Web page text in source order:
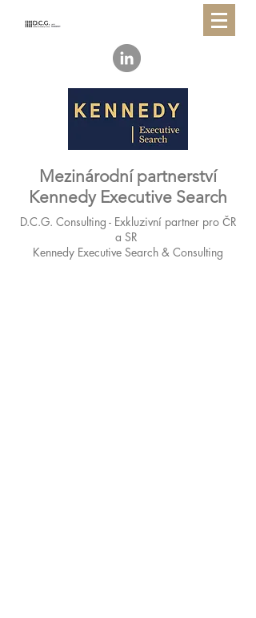
Mezinárodní partnerství
Kennedy Executive Search
D.C.G. Consulting - Exkluzivní partner pro ČR
a SR
Kennedy Executive Search & Consulting